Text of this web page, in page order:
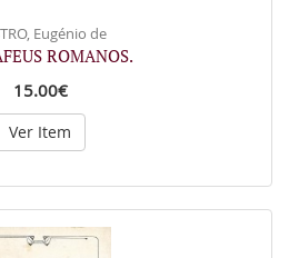
Eugénio de
ROMANOS.
15.00€
Ver Item